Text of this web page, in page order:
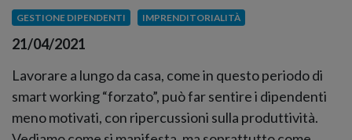
GESTIONE DIPENDENTI IMPRENDITORIALITÀ
21/04/2021
Lavorare a lungo da casa, come in questo periodo di
smart working “forzato”, può far sentire i dipendenti
meno motivati, con ripercussioni sulla produttività.